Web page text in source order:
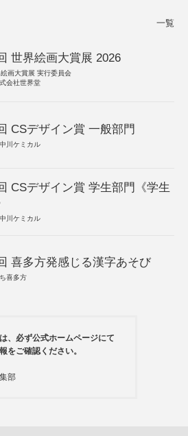
一覧
世界絵画大賞展 2026
画大賞展 実行委員会
会社世界堂
CSデザイン賞 一般部門
川ケミカル
CSデザイン賞 学生部門《学生
川ケミカル
喜多方発感じる漢字あそび
喜多方
、必ず公式ホームページにて
をご確認ください。
部